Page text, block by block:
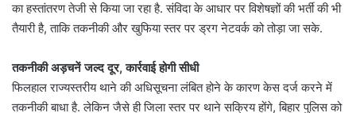
का हस्तांतरण तेजी से किया जा रहा है. संविदा के आधार पर विशेषज्ञों की भर्ती की भी
तैयारी है, ताकि तकनीकी और खुफिया स्तर पर ड्रग नेटवर्क को तोड़ा जा सके.
तकनीकी अड़चनें जल्द दूर, कार्रवाई होगी सीधी
फिलहाल राज्यस्तरीय थाने की अधिसूचना लंबित होने के कारण केस दर्ज करने में
तकनीकी बाधा है. लेकिन जैसे ही जिला स्तर पर थाने सक्रिय होंगे, बिहार पुलिस को